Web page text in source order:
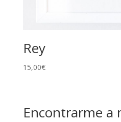
Rey
15,00€
Encontrarme a